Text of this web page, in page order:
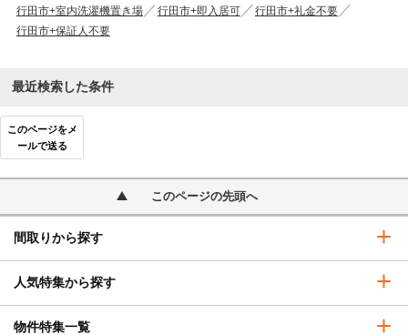
行田市+室内洗濯機置き場
行田市+即入居可
行田市+礼金不要
行田市+保証人不要
最近検索した条件
このページをメ
ールで送る
このページの先頭へ
間取りから探す
人気特集から探す
物件特集一覧